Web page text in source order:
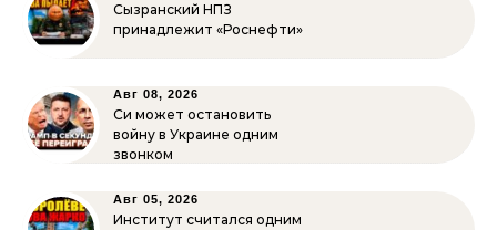
Сызранский НПЗ
принадлежит «Роснефти»
Авг 08, 2026
Си может остановить
войну в Украине одним
звонком
Авг 05, 2026
Институт считался одним